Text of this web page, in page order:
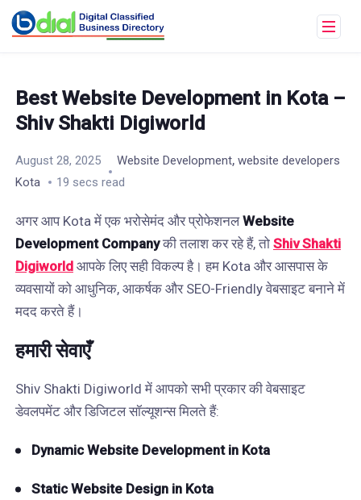
Best Website Development in Kota –
Shiv Shakti Digiworld
August 28, 2025 Website Development, website developers
Kota
19 secs read
अगर आप Kota में एक भरोसेमंद और प्रोफेशनलWebsite
Development Companyकी तलाश कर रहे हैं, तो Shiv Shakti
Digiworldआपके लिए सही विकल्प है। हम Kota और आसपास के
व्यवसायों को आधुनिक, आकर्षक और SEO-Friendly वेबसाइट बनाने में
मदद करते हैं।
हमारी सेवाएँ
Shiv Shakti Digiworld में आपको सभी प्रकार की वेबसाइट
डेवलपमेंट और डिजिटल सॉल्यूशन्स मिलते हैं:
Dynamic Website Development in Kota
Static Website Design in Kota